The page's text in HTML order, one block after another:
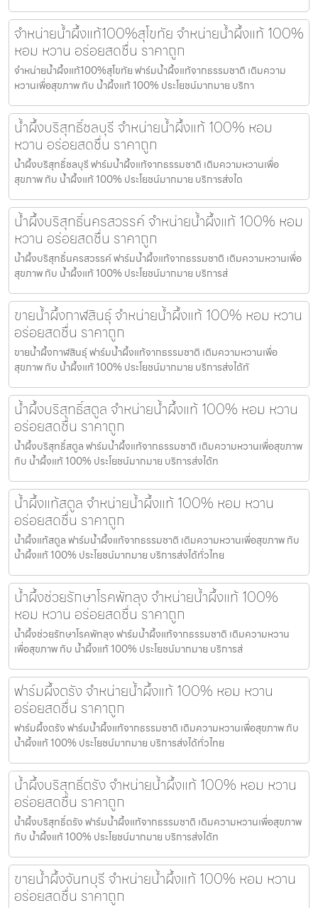
จำหน่ายน้ำผึ้งแท้100%สุโขทัย จำหน่ายน้ำผึ้งแท้ 100%
หอม หวาน อร่อยสดชื่น ราคาถูก
จำหน่ายน้ำผึ้งแท้100%สุโขทัย ฟาร์มน้ำผึ้งแท้จากธรรมชาติ เติมความ
หวานเพื่อสุขภาพ กับ น้ำผึ้งแท้ 100% ประโยชน์มากมาย บริกา
น้ำผึ้งบริสุทธิ์ชลบุรี จำหน่ายน้ำผึ้งแท้ 100% หอม
หวาน อร่อยสดชื่น ราคาถูก
น้ำผึ้งบริสุทธิ์ชลบุรี ฟาร์มน้ำผึ้งแท้จากธรรมชาติ เติมความหวานเพื่อ
สุขภาพ กับ น้ำผึ้งแท้ 100% ประโยชน์มากมาย บริการส่งได
น้ำผึ้งบริสุทธิ์นครสวรรค์ จำหน่ายน้ำผึ้งแท้ 100% หอม
หวาน อร่อยสดชื่น ราคาถูก
น้ำผึ้งบริสุทธิ์นครสวรรค์ ฟาร์มน้ำผึ้งแท้จากธรรมชาติ เติมความหวานเพื่อ
สุขภาพ กับ น้ำผึ้งแท้ 100% ประโยชน์มากมาย บริการส่
ขายน้ำผึ้งกาฬสินธุ์ จำหน่ายน้ำผึ้งแท้ 100% หอม หวาน
อร่อยสดชื่น ราคาถูก
ขายน้ำผึ้งกาฬสินธุ์ ฟาร์มน้ำผึ้งแท้จากธรรมชาติ เติมความหวานเพื่อ
สุขภาพ กับ น้ำผึ้งแท้ 100% ประโยชน์มากมาย บริการส่งได้ทั
น้ำผึ้งบริสุทธิ์สตูล จำหน่ายน้ำผึ้งแท้ 100% หอม หวาน
อร่อยสดชื่น ราคาถูก
น้ำผึ้งบริสุทธิ์สตูล ฟาร์มน้ำผึ้งแท้จากธรรมชาติ เติมความหวานเพื่อสุขภาพ
กับ น้ำผึ้งแท้ 100% ประโยชน์มากมาย บริการส่งได้ท
น้ำผึ้งแท้สตูล จำหน่ายน้ำผึ้งแท้ 100% หอม หวาน
อร่อยสดชื่น ราคาถูก
น้ำผึ้งแท้สตูล ฟาร์มน้ำผึ้งแท้จากธรรมชาติ เติมความหวานเพื่อสุขภาพ กับ
น้ำผึ้งแท้ 100% ประโยชน์มากมาย บริการส่งได้ทั่วไทย
น้ำผึ้งช่วยรักษาโรคพัทลุง จำหน่ายน้ำผึ้งแท้ 100%
หอม หวาน อร่อยสดชื่น ราคาถูก
น้ำผึ้งช่วยรักษาโรคพัทลุง ฟาร์มน้ำผึ้งแท้จากธรรมชาติ เติมความหวาน
เพื่อสุขภาพ กับ น้ำผึ้งแท้ 100% ประโยชน์มากมาย บริการส่
ฟาร์มผึ้งตรัง จำหน่ายน้ำผึ้งแท้ 100% หอม หวาน
อร่อยสดชื่น ราคาถูก
ฟาร์มผึ้งตรัง ฟาร์มน้ำผึ้งแท้จากธรรมชาติ เติมความหวานเพื่อสุขภาพ กับ
น้ำผึ้งแท้ 100% ประโยชน์มากมาย บริการส่งได้ทั่วไทย
น้ำผึ้งบริสุทธิ์ตรัง จำหน่ายน้ำผึ้งแท้ 100% หอม หวาน
อร่อยสดชื่น ราคาถูก
น้ำผึ้งบริสุทธิ์ตรัง ฟาร์มน้ำผึ้งแท้จากธรรมชาติ เติมความหวานเพื่อสุขภาพ
กับ น้ำผึ้งแท้ 100% ประโยชน์มากมาย บริการส่งได้ท
ขายน้ำผึ้งจันทบุรี จำหน่ายน้ำผึ้งแท้ 100% หอม หวาน
อร่อยสดชื่น ราคาถูก